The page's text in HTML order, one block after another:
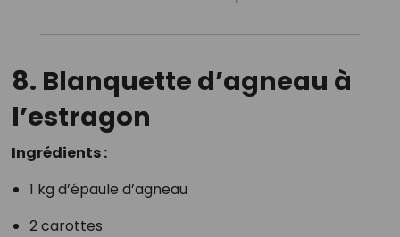
8. Blanquette d’agneau à
l’estragon
Ingrédients :
1 kg d’épaule d’agneau
2 carottes